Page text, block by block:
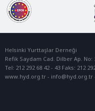
Helsinki Yurttaşlar Derneği
Refik Saydam Cad. Dilber Ap.
Tel: 212 292 68 42 - 43 Faks: 212
www.hyd.org.tr - info@hyd.org.tr